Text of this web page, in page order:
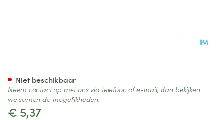
€ 5,37
Niet beschikbaar
Neem contact op met ons via telefoon of e-mail, dan bekijken
we samen de mogelijkheden.